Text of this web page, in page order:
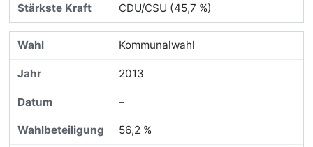
CDU/CSU (45,7 %)
Kommunalwahl
2013
–
56,2 %